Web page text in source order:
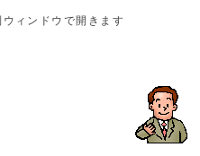
ィンドウで開きます